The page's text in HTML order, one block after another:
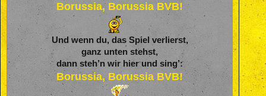
Borussia, Borussia BVB!
Und wenn du, das Spiel verlierst,
ganz unten stehst,
dann steh’n wir hier und sing’:
Borussia, Borussia BVB!